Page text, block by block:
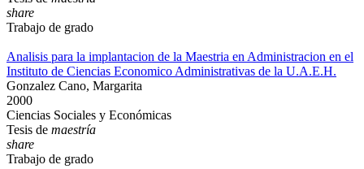
share
Trabajo de grado
Analisis para la implantacion de la Maestria en Administracion en el
Instituto de Ciencias Economico Administrativas de la U.A.E.H.
Gonzalez Cano, Margarita
2000
Ciencias Sociales y Económicas
Tesis de maestría
share
Trabajo de grado